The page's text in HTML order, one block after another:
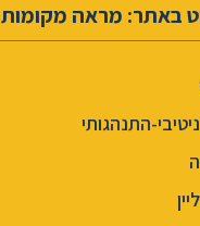
באתר: מראה מקומות
התנהגותי